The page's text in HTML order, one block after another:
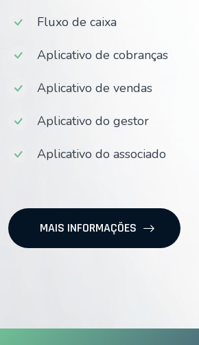
Fluxo de caixa
Aplicativo de cobranças
Aplicativo de vendas
Aplicativo do gestor
Aplicativo do associado
MAIS INFORMAÇÕES